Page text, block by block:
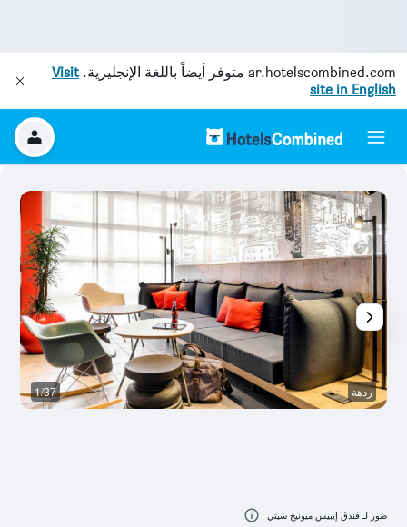
ar.hotelscombined.com متوفر أيضاً باللغة الإنجليزية.Visit
site in English
ردهة 1/37
صور لـ فندق إيبيس ميونيخ سيتي